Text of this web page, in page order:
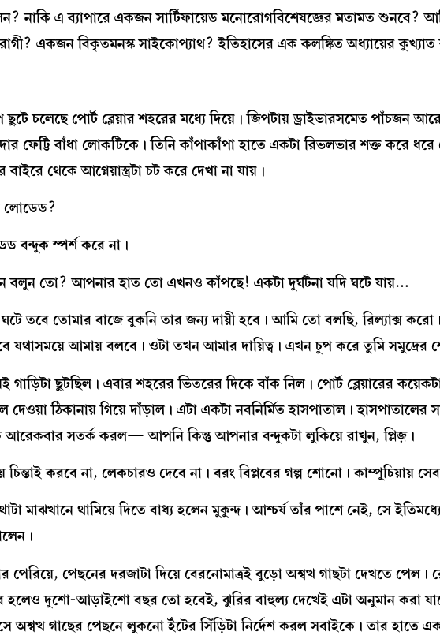
নাকি এ ব্যাপারে একজন সার্টিফায়েড মনোরোগবিশেষজ্ঞের মতামত শুনবে?
একজন বিকৃতমনস্ক সাইকোপ্যাথ? ইতিহাসের এক কলঙ্কিত অধ্যায়ের
চলেছে পোর্ট ব্লেয়ার শহরের মধ্যে দিয়ে। জিপটায় ড্রাইভারসমেত পাঁচজন
ফেট্টি বাঁধা লোকটিকে। তিনি কাঁপাকাঁপা হাতে একটা রিভলভার শক্ত করে ধরে
থেকে আগ্নেয়াস্ত্রটা চট করে দেখা না যায়।
লোডেড?
বন্দুক স্পর্শ করে না।
বলুন তো? আপনার হাত তো এখনও কাঁপছে! একটা দুর্ঘটনা যদি ঘটে যায়…
তবে তোমার বাজে বুকনি তার জন্য দায়ী হবে। আমি তো বলছি, রিল্যাক্স
আমায় বলবে। ওটা তখন আমার দায়িত্ব। এখন চুপ করে তুমি সমুদ্রের
গাড়িটা ছুটছিল। এবার শহরের ভিতরের দিকে বাঁক নিল। পোর্ট ব্লেয়ারের কয়েকটা
ঠিকানায় গিয়ে দাঁড়াল। এটা একটা নবনির্মিত হাসপাতাল। হাসপাতালের
আরেকবার সতর্ক করল— আপনি কিন্তু আপনার বন্দুকটা লুকিয়ে রাখুন, প্লিজ়।
করবে না, লেকচারও দেবে না। বরং বিপ্লবের গল্প শোনো। কাম্পুচিয়ায়
মাঝখানে থামিয়ে দিতে বাধ্য হলেন মুকুন্দ। আশ্চর্য তাঁর পাশে নেই, সে
পেরিয়ে, পেছনের দরজাটা দিয়ে বেরনোমাত্রই বুড়ো অশ্বত্থ গাছটা দেখতে পেল।
দুশো-আড়াইশো বছর তো হবেই, ঝুরির বাহুল্য দেখেই এটা অনুমান করা
অশ্বত্থ গাছের পেছনে লুকনো ইঁটের সিঁড়িটা নির্দেশ করল সবাইকে। তার হাতে